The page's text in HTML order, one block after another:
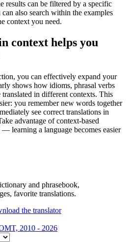
results can be filtered by a specific
also search within the examples
context you need.
context helps you
you can effectively expand your
shows how idioms, phrasal verbs
in different contexts. This
you remember new words together
see correct translations in
advantage of context-based
learning a language becomes easier
and phrasebook,
favorite translations.
2010 - 2026